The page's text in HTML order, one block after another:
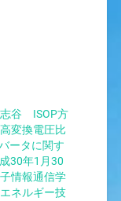
谷 ISOP方
変換電圧比
ータに関す
30年1月30
情報通信学
ネルギー技